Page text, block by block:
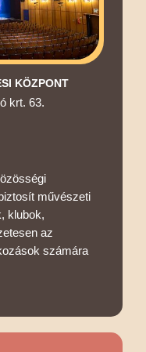
KÖZPONT
krt. 63.
művészeti
klubok,
az
számára